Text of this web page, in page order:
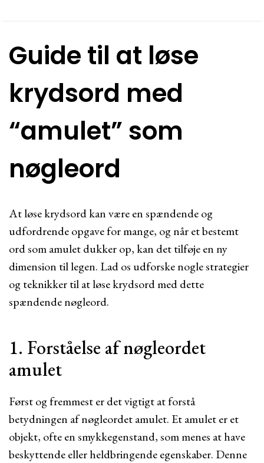
Guide til at løse
krydsord med
“amulet” som
nøgleord
At løse krydsord kan være en spændende og
udfordrende opgave for mange, og når et bestemt
ord som amulet dukker op, kan det tilføje en ny
dimension til legen. Lad os udforske nogle strategier
og teknikker til at løse krydsord med dette
spændende nøgleord.
1. Forståelse af nøgleordet
amulet
Først og fremmest er det vigtigt at forstå
betydningen af nøgleordet amulet. Et amulet er et
objekt, ofte en smykkegenstand, som menes at have
beskyttende eller heldbringende egenskaber. Denne